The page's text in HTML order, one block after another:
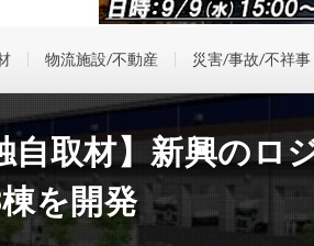
物流施設/不動産 災害/事故/不祥事
自取材】新興のロ
を開発